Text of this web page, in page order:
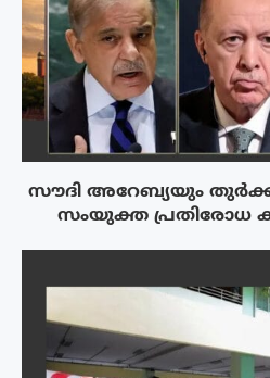
സൗദി അറേബ്യയും
സംയുക്ത പ്രതിരോധ